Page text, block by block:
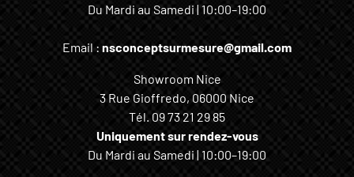
Du Mardi au Samedi | 10:00–19:00
Email : nsconceptsurmesure@gmail.com
Showroom Nice
3 Rue Gioffredo, 06000 Nice
Tél. 09 73 21 29 85
Uniquement sur rendez-vous
Du Mardi au Samedi | 10:00–19:00